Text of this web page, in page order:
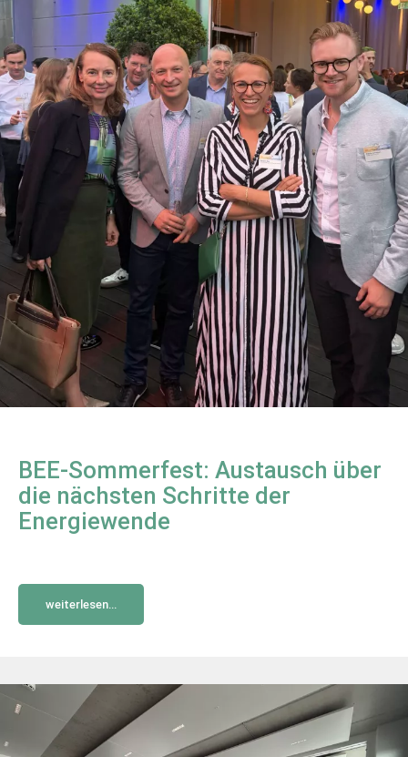
BEE-Sommerfest: Austausch über
die nächsten Schritte der
Energiewende
weiterlesen...